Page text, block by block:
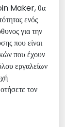
Maker, θα
ενός
για την
που είναι
που έχουν
εργαλείων
τον